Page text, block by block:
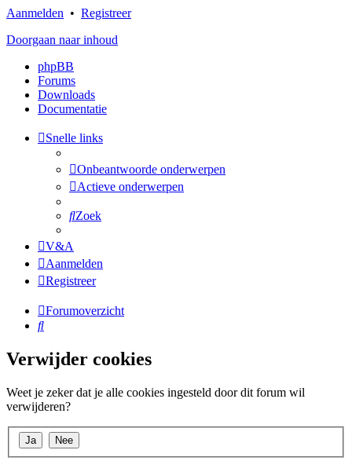
Aanmelden • Registreer
Doorgaan naar inhoud
phpBB
Forums
Downloads
Documentatie
Snelle links
Onbeantwoorde onderwerpen
Actieve onderwerpen
Zoek
V&A
Aanmelden
Registreer
Forumoverzicht
Zoek
Verwijder cookies
Weet je zeker dat je alle cookies ingesteld door dit forum wil
verwijderen?